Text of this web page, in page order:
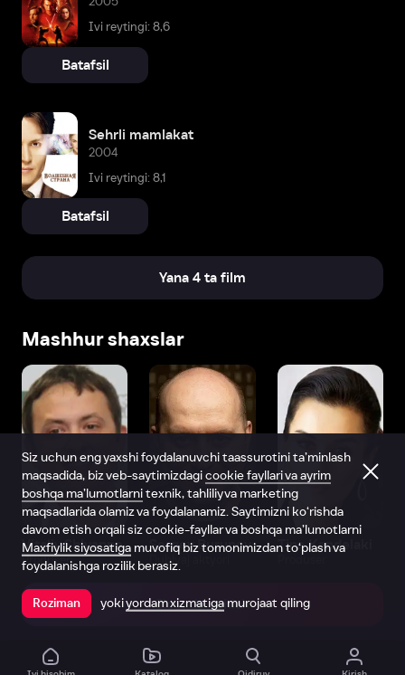
Ivi reytingi: 8,6
Batafsil
Sehrli mamlakat
2004
Ivi reytingi: 8,1
Batafsil
Yana 4 ta film
Mashhur shaxslar
Vitaliy Shlyappo
Produser
Sergey Burunov
Dublyaj aktyori
Tina Kandelaki
Ilovada ochish
Siz uchun eng yaxshi foydalanuvchi taassurotini ta’minlash
maqsadida, biz veb-saytimizdagicookie fayllari va ayrim
boshqa ma’lumotlarnitexnik, tahliliy va marketing
maqsadlarida olamiz va foydalanamiz. Saytimizni ko‘rishda
davom etish orqali siz cookie-fayllar va boshqa ma’lumotlarni
Maxfiylik siyosatiga muvofiq biz tomonimizdan to‘plash va
foydalanishga rozilik berasiz.
Roziman yokiyordam xizmatiga murojaat qiling